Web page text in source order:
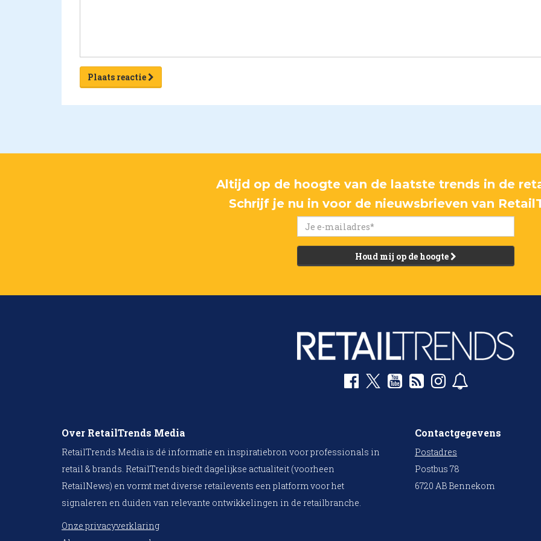
Plaats reactie
Altijd op de hoogte van de laatste trends in de
Schrijf je nu in voor de nieuwsbrieven van
Houd mij op de hoogte
Over RetailTrends Media
RetailTrends Media is dé informatie en inspiratiebron voor professionals in
retail & brands. RetailTrends biedt dagelijkse actualiteit (voorheen
RetailNews) en vormt met diverse retailevents een platform voor het
signaleren en duiden van relevante ontwikkelingen in de retailbranche.
Onze privacyverklaring
Contactgegevens
Postadres
Postbus 78
6720 AB Bennekom